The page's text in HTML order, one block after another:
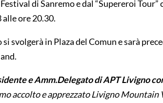
di Sanremo e dal “Supereroi Tour”
ore 20.30.
svolgerà in Plaza del Comun e sarà
e Amm.Delegato di APT Livigno
accolto e apprezzato Livigno Mountain